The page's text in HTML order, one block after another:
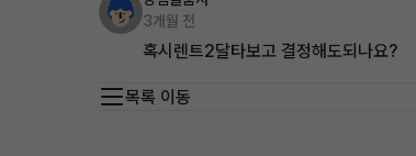
3개월 전
혹시렌트2달타보고 결정해도되나요?
목록 이동